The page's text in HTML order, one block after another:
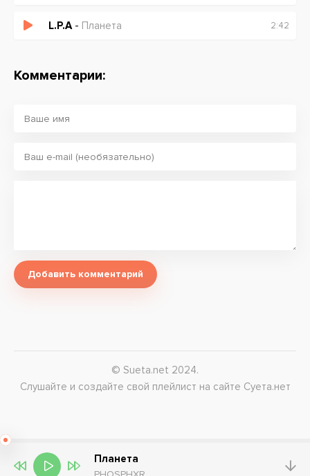
L.P.A- Планета 2:42
Комментарии:
Добавить комментарий
© Sueta.net 2024.
Слушайте и создайте свой плейлист на сайте Суета.нет
Планета